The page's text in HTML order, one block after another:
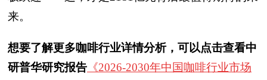
来。
想要了解更多咖啡行业详情分析，可以点击查看中
研普华研究报告 《2026-2030年中国咖啡行业市场